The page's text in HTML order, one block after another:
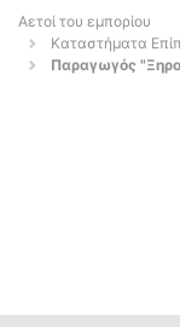
Αετοί του εμπορίου
Καταστήματα
Παραγωγός